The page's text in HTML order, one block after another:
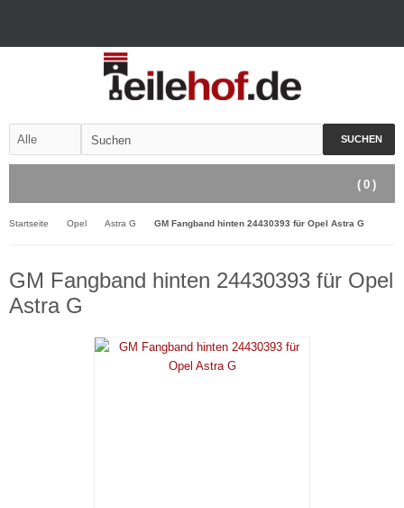
SUCHEN
( 0 )
Startseite Opel Astra G GM Fangband hinten 24430393 für Opel Astra G
GM Fangband hinten 24430393 für Opel
Astra G